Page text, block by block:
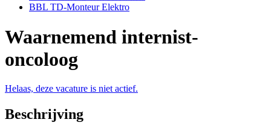
BBL TD-Monteur Elektro
Waarnemend internist-
oncoloog
Helaas, deze vacature is niet actief.
Beschrijving